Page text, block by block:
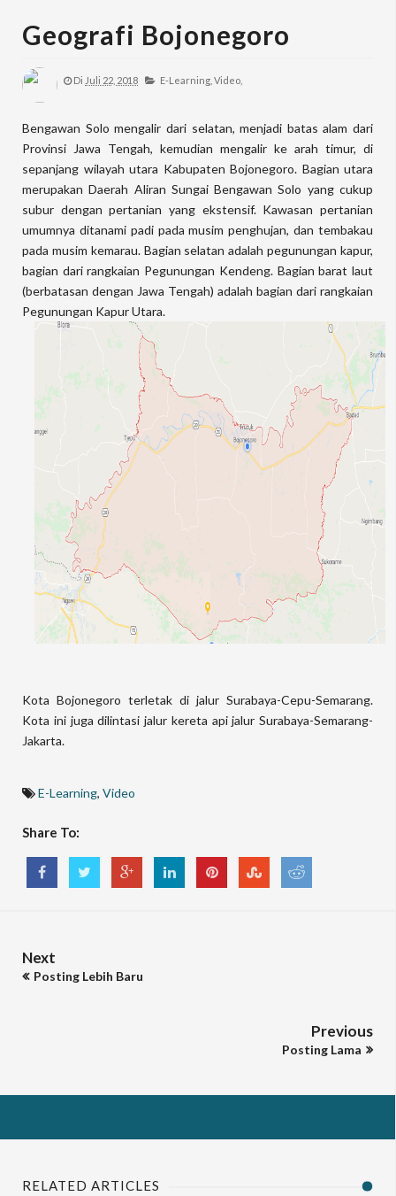
Geografi Bojonegoro
Di Juli 22, 2018 E-Learning, Video,
Bengawan Solo mengalir dari selatan, menjadi batas alam dari
Provinsi Jawa Tengah, kemudian mengalir ke arah timur, di
sepanjang wilayah utara Kabupaten Bojonegoro. Bagian utara
merupakan Daerah Aliran Sungai Bengawan Solo yang cukup
subur dengan pertanian yang ekstensif. Kawasan pertanian
umumnya ditanami padi pada musim penghujan, dan tembakau
pada musim kemarau. Bagian selatan adalah pegunungan kapur,
bagian dari rangkaian Pegunungan Kendeng. Bagian barat laut
(berbatasan dengan Jawa Tengah) adalah bagian dari rangkaian
Pegunungan Kapur Utara.
Kota Bojonegoro terletak di jalur Surabaya-Cepu-Semarang.
Kota ini juga dilintasi jalur kereta api jalur Surabaya-Semarang-
Jakarta.
E-Learning, Video
Share To:
Next
Posting Lebih Baru
Previous
Posting Lama
RELATED ARTICLES